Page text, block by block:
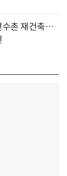
수촌 재건축…